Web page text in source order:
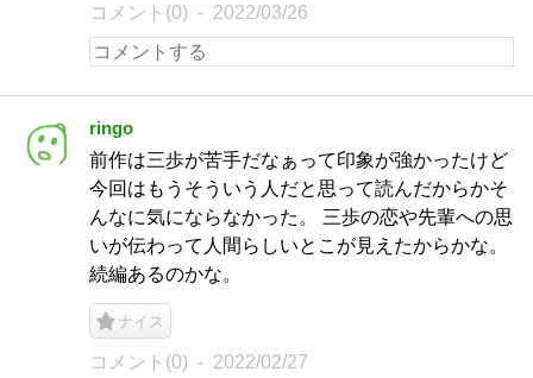
コメント(0) 2022/03/26
ringo
前作は三歩が苦手だなぁって印象が強かったけど
今回はもうそういう人だと思って読んだからかそ
んなに気にならなかった。 三歩の恋や先輩への思
いが伝わって人間らしいとこが見えたからかな。
続編あるのかな。
ナイス
コメント(0) 2022/02/27